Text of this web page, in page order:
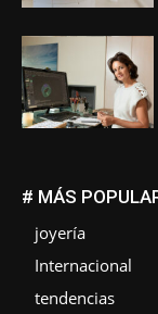
# MÁS
joyería
Internacional
tendencias